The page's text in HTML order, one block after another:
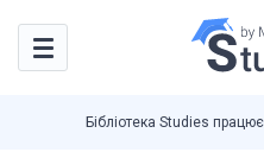
Бібліотека Studies